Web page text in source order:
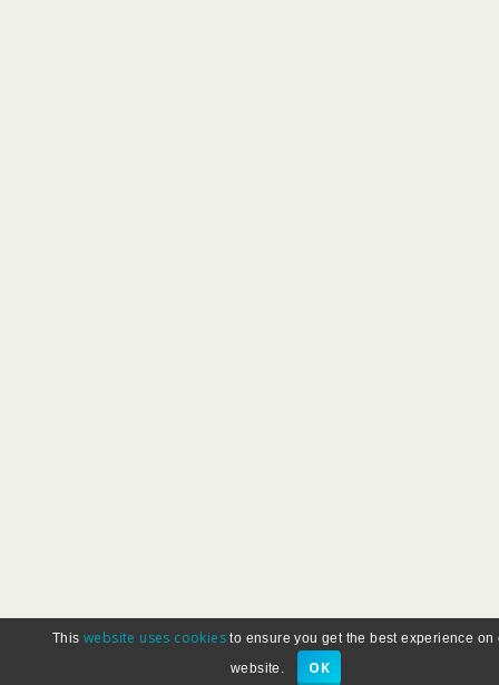
This website uses cookies to ensure you get the best experience on
website.
OK